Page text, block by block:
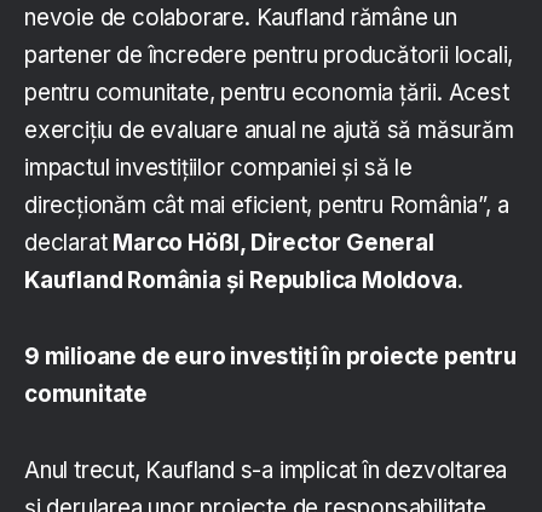
nevoie de colaborare. Kaufland rămâne un
partener de încredere pentru producătorii locali,
pentru comunitate, pentru economia țării. Acest
exercițiu de evaluare anual ne ajută să măsurăm
impactul investițiilor companiei și să le
direcționăm cât mai eficient, pentru România”, a
declarat Marco Hößl, Director General
Kaufland România și Republica Moldova.
9 milioane de euro investiți în proiecte pentru
comunitate
Anul trecut, Kaufland s-a implicat în dezvoltarea